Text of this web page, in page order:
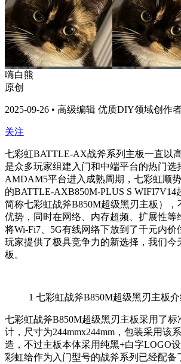
嗨白熊
原创
2025-09-26 • 高级编辑 优质DIY领域创作
关注
七彩虹BATTLE-AX战斧系列主板一直以
是众多玩家组建入门和中端平台的热门选
AMDAM5平台进入成熟周期，七彩虹顺
的BATTLE-AXB850M-PLUS S WIFI7V14
简称七彩虹战斧B850M超级黑刃主板），
优势，同时在网络、内存超频、扩展性等
将Wi-Fi7、5G有线网络下放到了千元内价
玩家提供了极具竞争力的新选择，我们今
板。
1 七彩虹战斧B850M超级黑刃主板介
七彩虹战斧B850M超级黑刃主板采用了
计，尺寸为244mmx244mm，包装采用该
造，不过主板本体采用纯黑+白字LOGO
彩虹给作为入门型号的战斧系列已经配备